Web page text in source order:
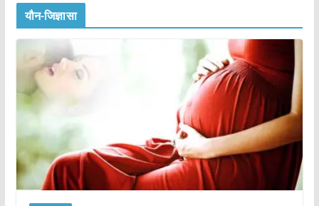
यौन-जिज्ञासा